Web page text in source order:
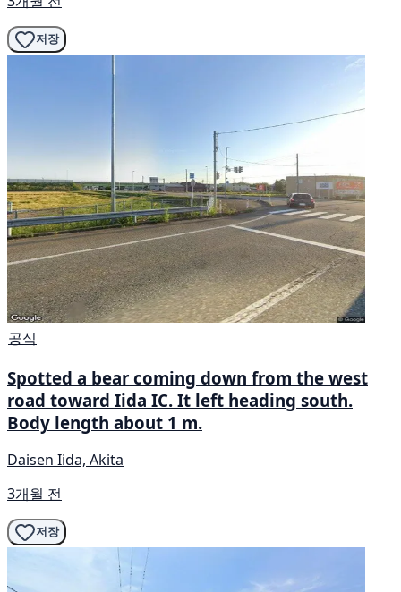
저장
공식
Spotted a bear coming down from the west
road toward Iida IC. It left heading south.
Body length about 1 m.
Daisen Iida, Akita
3개월 전
저장